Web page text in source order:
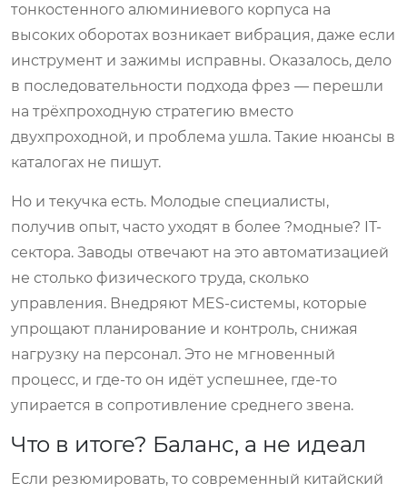
тонкостенного алюминиевого корпуса на
высоких оборотах возникает вибрация, даже если
инструмент и зажимы исправны. Оказалось, дело
в последовательности подхода фрез — перешли
на трёхпроходную стратегию вместо
двухпроходной, и проблема ушла. Такие нюансы в
каталогах не пишут.
Но и текучка есть. Молодые специалисты,
получив опыт, часто уходят в более ?модные? IT-
сектора. Заводы отвечают на это автоматизацией
не столько физического труда, сколько
управления. Внедряют MES-системы, которые
упрощают планирование и контроль, снижая
нагрузку на персонал. Это не мгновенный
процесс, и где-то он идёт успешнее, где-то
упирается в сопротивление среднего звена.
Что в итоге? Баланс, а не идеал
Если резюмировать, то современный китайский